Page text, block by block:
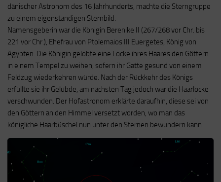
dänischer Astronom des 16 Jahrhunderts, machte die Sterngruppe
zu einem eigenständigen Sternbild.
Namensgeberin war die Königin Berenike II (267/268 vor Chr. bis
221 vor Chr.), Ehefrau von Ptolemaios III Euergetes, König von
Ägypten. Die Königin gelobte eine Locke ihres Haares den Göttern
in einem Tempel zu weihen, sofern ihr Gatte gesund von einem
Feldzug wiederkehren würde. Nach der Rückkehr des Königs
erfüllte sie ihr Gelübde, am nächsten Tag jedoch war die Haarlocke
verschwunden. Der Hofastronom erklärte daraufhin, diese sei von
den Göttern an den Himmel versetzt worden, wo man das
königliche Haarbüschel nun unter den Sternen bewundern kann.